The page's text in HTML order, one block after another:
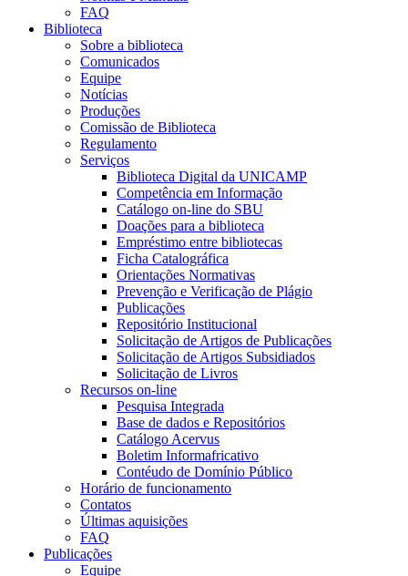
FAQ
Biblioteca
Sobre a biblioteca
Comunicados
Equipe
Notícias
Produções
Comissão de Biblioteca
Regulamento
Serviços
Biblioteca Digital da UNICAMP
Competência em Informação
Catálogo on-line do SBU
Doações para a biblioteca
Empréstimo entre bibliotecas
Ficha Catalográfica
Orientações Normativas
Prevenção e Verificação de Plágio
Publicações
Repositório Institucional
Solicitação de Artigos de Publicações
Solicitação de Artigos Subsidiados
Solicitação de Livros
Recursos on-line
Pesquisa Integrada
Base de dados e Repositórios
Catálogo Acervus
Boletim Informafricativo
Contéudo de Domínio Público
Horário de funcionamento
Contatos
Últimas aquisições
FAQ
Publicações
Equipe